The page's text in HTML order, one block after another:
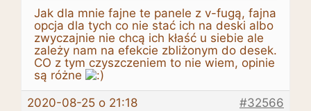
Jak dla mnie fajne te panele z v-fugą, fajna
opcja dla tych co nie stać ich na deski albo
zwyczajnie nie chcą ich kłaść u siebie ale
zależy nam na efekcie zbliżonym do desek.
CO z tym czyszczeniem to nie wiem, opinie
są różne
2020-08-25 o 21:18
#32566